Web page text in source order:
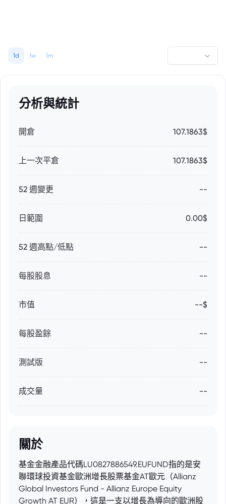
1d 1w 1m
分析與統計
開倉 107.1863$
上一次平倉 107.1863$
52 週變更 --
日範圍 0.00$
52 週高點/低點 --
每股股息 --
市值 --$
每股盈餘 --
測試版 --
成交量 --
關於
基金金融產品代碼LU0827886549.EUFUND指的是安
聯環球投資基金歐洲增長股票基金AT歐元（Allianz
Global Investors Fund - Allianz Europe Equity
Growth AT EUR），這是一支以增長為導向的歐洲股